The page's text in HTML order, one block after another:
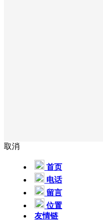
取消
首页
电话
留言
位置
友情链